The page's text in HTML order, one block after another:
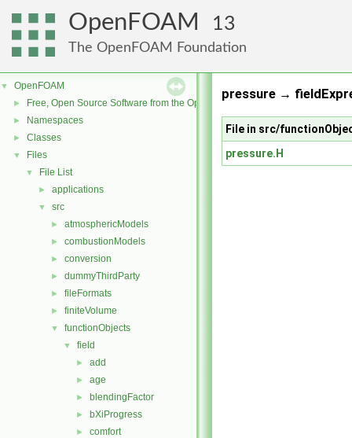
OpenFOAM 13
The OpenFOAM Foundation
▼ OpenFOAM
► Free, Open Source Software from the OpenFOAM Foundation
► Namespaces
► Classes
▼ Files
▼ File List
► applications
▼ src
► atmosphericModels
► combustionModels
► conversion
► dummyThirdParty
► fileFormats
► finiteVolume
▼ functionObjects
▼ field
► add
► age
► blendingFactor
► bXiProgress
► comfort
pressure →
File in src/
pressure.H